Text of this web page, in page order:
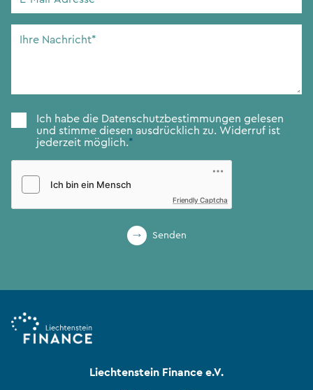
Adresse*
Ihre
Zustimmung*
Ich habe die Datenschutzbestimmungen gelesen
und stimme diesen ausdrücklich zu. Widerruf ist
jederzeit möglich.*
Friendly Captcha
Senden
Liechtenstein Finance e.V.